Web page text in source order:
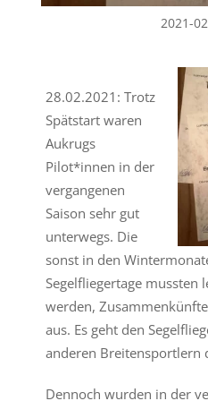
2021-
28.02.2021: Trotz
Spätstart waren
Aukrugs
Pilot*innen in der
vergangenen
Saison sehr gut
unterwegs. Die
sonst in den
Segelfliegertage mussten
werden,
aus. Es geht den
anderen Breitensportlern
Dennoch wurden in der